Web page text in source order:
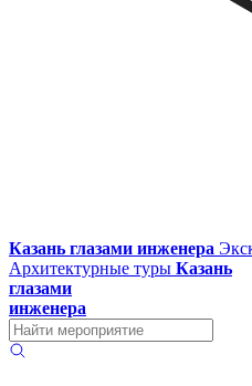
Казань глазами инженера
Архитектурные туры Казань
глазами
инженера